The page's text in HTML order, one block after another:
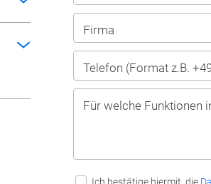
Firma
Telefon (Format z.B.
Für welche Funktionen